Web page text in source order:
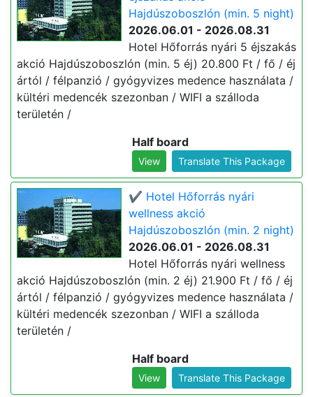
Hajdúszoboszlón (min. 5 night)
2026.06.01 - 2026.08.31
Hotel Hőforrás nyári 5 éjszakás
akció Hajdúszoboszlón (min. 5 éj) 20.800 Ft / fő / éj
ártól / félpanzió / gyógyvizes medence használata /
kültéri medencék szezonban / WIFI a szálloda
területén /
Half board
View Translate This Package
✔️ Hotel Hőforrás nyári
wellness akció
Hajdúszoboszlón (min. 2 night)
2026.06.01 - 2026.08.31
Hotel Hőforrás nyári wellness
akció Hajdúszoboszlón (min. 2 éj) 21.900 Ft / fő / éj
ártól / félpanzió / gyógyvizes medence használata /
kültéri medencék szezonban / WIFI a szálloda
területén /
Half board
View Translate This Package